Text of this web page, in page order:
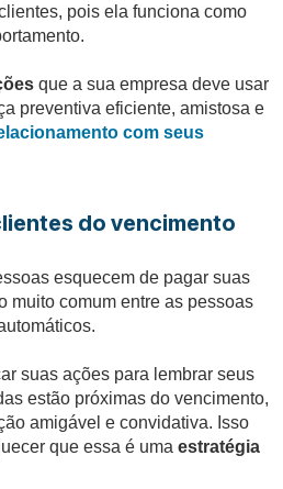
pois ela funciona como
que a sua empresa deve usar
preventiva eficiente, amistosa e
com seus
do vencimento
esquecem de pagar suas
muito comum entre as pessoas
suas ações para lembrar seus
estão próximas do vencimento,
amigável e convidativa. Isso
que essa é uma estratégia